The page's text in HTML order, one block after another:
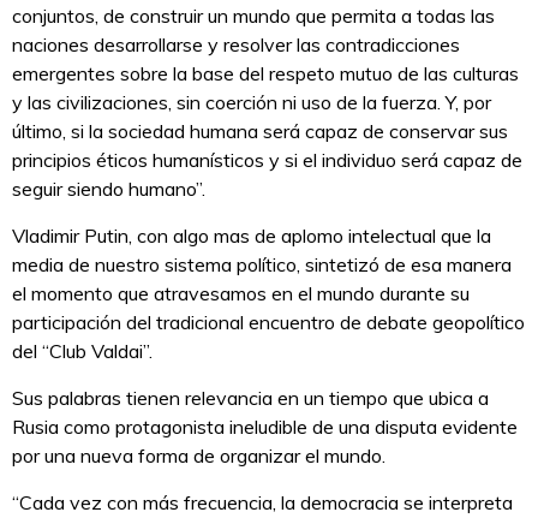
conjuntos, de construir un mundo que permita a todas las
naciones desarrollarse y resolver las contradicciones
emergentes sobre la base del respeto mutuo de las culturas
y las civilizaciones, sin coerción ni uso de la fuerza. Y, por
último, si la sociedad humana será capaz de conservar sus
principios éticos humanísticos y si el individuo será capaz de
seguir siendo humano”.
Vladimir Putin, con algo mas de aplomo intelectual que la
media de nuestro sistema político, sintetizó de esa manera
el momento que atravesamos en el mundo durante su
participación del tradicional encuentro de debate geopolítico
del “Club Valdai”.
Sus palabras tienen relevancia en un tiempo que ubica a
Rusia como protagonista ineludible de una disputa evidente
por una nueva forma de organizar el mundo.
“Cada vez con más frecuencia, la democracia se interpreta